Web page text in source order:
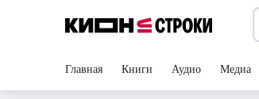
Главная Книги Аудио Медиа